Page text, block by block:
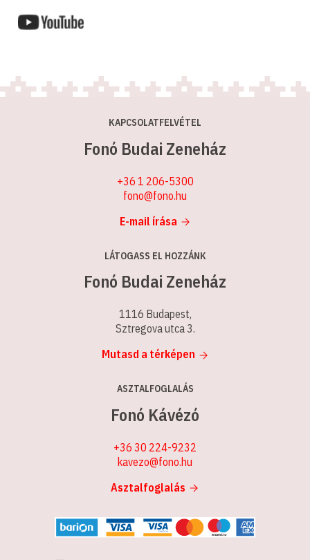
KAPCSOLATFELVÉTEL
Fonó Budai Zeneház
+36 1 206-5300
fono@fono.hu
E-mail írása
LÁTOGASS EL HOZZÁNK
Fonó Budai Zeneház
1116 Budapest,
Sztregova utca 3.
Mutasd a térképen
ASZTALFOGLALÁS
Fonó Kávézó
+36 30 224-9232
kavezo@fono.hu
Asztalfoglalás